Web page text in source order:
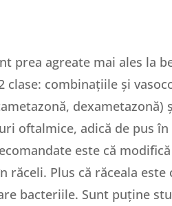
prea agreate mai ales la
combinațiile și
dexametazonă)
oftalmice, adică de pus
este că
răceli. Plus că răceala
bacteriile. Sunt puține